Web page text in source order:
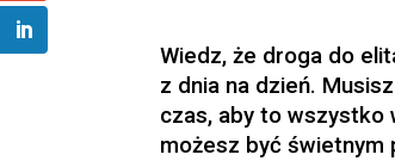
Wiedz, że droga do
z dnia na dzień.
czas, aby to wszystko
możesz być świetnym